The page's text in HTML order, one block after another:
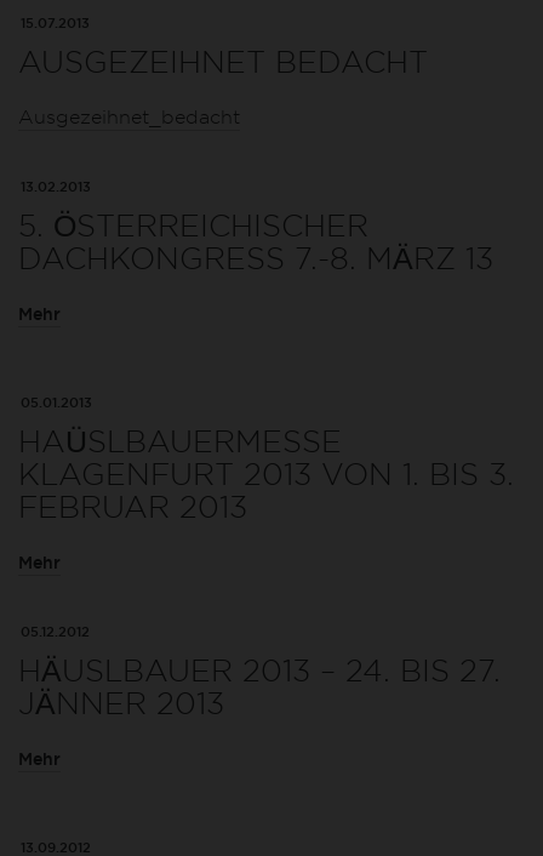
15.07.2013
AUSGEZEIHNET BEDACHT
Ausgezeihnet_bedacht
13.02.2013
5. ÖSTERREICHISCHER
DACHKONGRESS 7.-8. MÄRZ 13
Mehr
05.01.2013
HAÜSLBAUERMESSE
KLAGENFURT 2013 VON 1. BIS 3.
FEBRUAR 2013
Mehr
05.12.2012
HÄUSLBAUER 2013 – 24. BIS 27.
JÄNNER 2013
Mehr
13.09.2012